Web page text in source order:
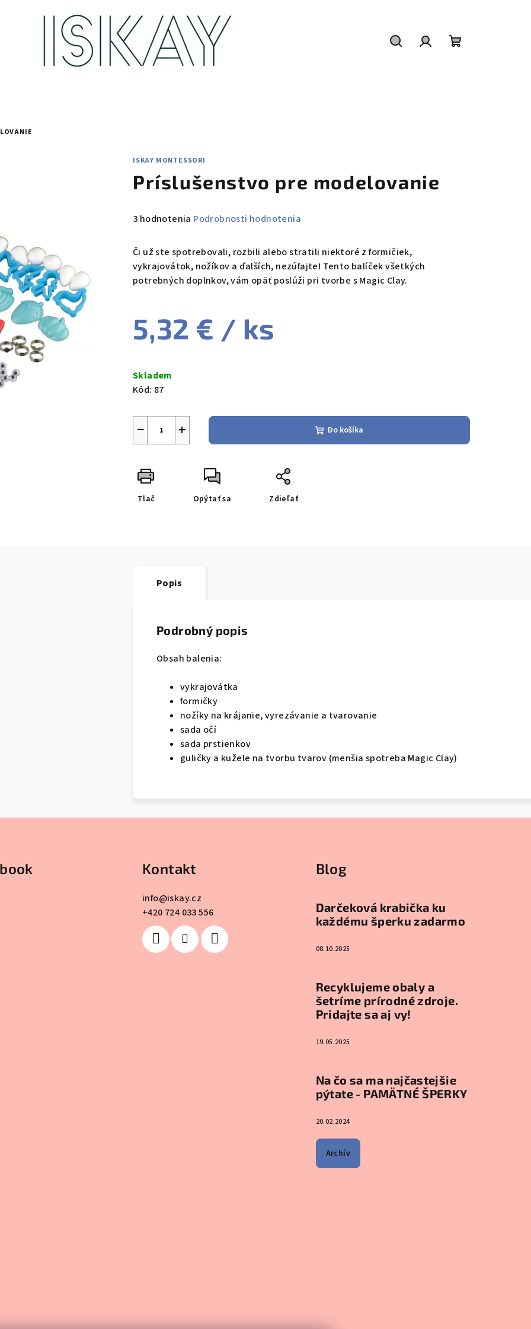
ISKAY MONTESSORI
Príslušenstvo pre modelovanie
Priemerné
produktu
4,3
z
hviezdičiek.
3 hodnotenia Podrobnosti hodnotenia
Či už ste spotrebovali, rozbili alebo stratili niektoré z formičiek,
vykrajovátok, nožíkov a ďalších, nezúfajte! Tento balíček všetkých
potrebných doplnkov, vám opäť poslúži pri tvorbe s Magic Clay.
5,32 € / ks
cena:
Skladem
Kód: 87
+
− Do košíka
Tlač Opýtať sa Zdieľať
Popis
Podrobný popis
Obsah balenia:
vykrajovátka
formičky
nožíky na krájanie, vyrezávanie a tvarovanie
sada očí
sada prstienkov
guličky a kužele na tvorbu tvarov (menšia spotreba Magic Clay)
Kontakt
info@iskay.cz
+420 724 033 556
Blog
Darčeková krabička ku
každému šperku zadarmo
08.10.2025
Recyklujeme obaly a
šetríme prírodné zdroje.
Pridajte sa aj vy!
19.05.2025
Na čo sa ma najčastejšie
pýtate - PAMÄTNÉ ŠPERKY
20.02.2024
Archív